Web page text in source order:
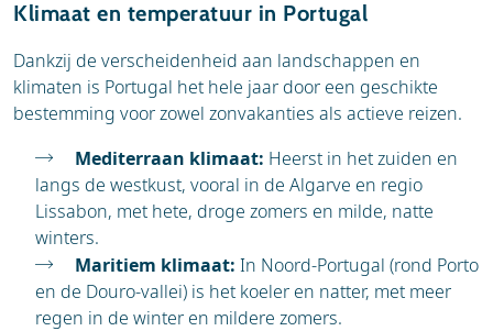
Klimaat en temperatuur in Portugal
Dankzij de verscheidenheid aan landschappen en
klimaten is Portugal het hele jaar door een geschikte
bestemming voor zowel zonvakanties als actieve reizen.
Mediterraan klimaat: Heerst in het zuiden en
langs de westkust, vooral in de Algarve en regio
Lissabon, met hete, droge zomers en milde, natte
winters.
Maritiem klimaat: In Noord-Portugal (rond Porto
en de Douro-vallei) is het koeler en natter, met meer
regen in de winter en mildere zomers.